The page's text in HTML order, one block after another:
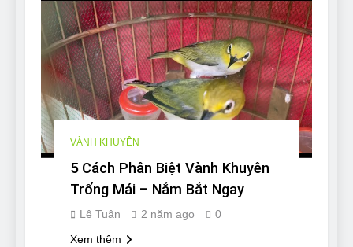
VÀNH KHUYÊN
5 Cách Phân Biệt Vành Khuyên
Trống Mái – Nắm Bắt Ngay
Lê Tuân 2 năm ago
0
Xem thêm